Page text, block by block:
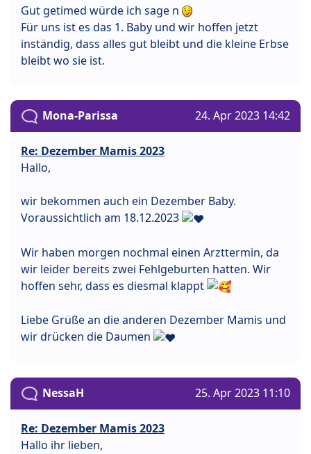
Gut getimed würde ich sage n
Für uns ist es das 1. Baby und wir hoffen jetzt
inständig, dass alles gut bleibt und die kleine Erbse
bleibt wo sie ist.
Mona-Parissa 24. Apr 2023 14:42
Re: Dezember Mamis 2023
Hallo,
wir bekommen auch ein Dezember Baby.
Voraussichtlich am 18.12.2023
Wir haben morgen nochmal einen Arzttermin, da
wir leider bereits zwei Fehlgeburten hatten. Wir
hoffen sehr, dass es diesmal klappt
Liebe Grüße an die anderen Dezember Mamis und
wir drücken die Daumen
NessaH 25. Apr 2023 11:10
Re: Dezember Mamis 2023
Hallo ihr lieben,